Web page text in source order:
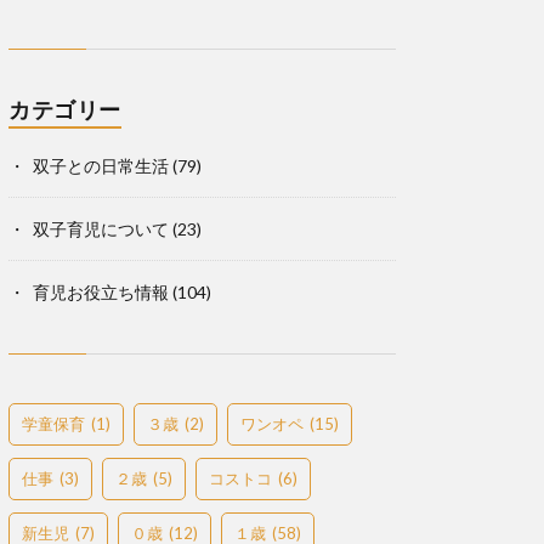
カテゴリー
双子との日常生活(79)
双子育児について (23)
育児お役立ち情報 (104)
学童保育 (1) ３歳 (2) ワンオペ (15)
仕事 (3) ２歳 (5) コストコ (6)
新生児 (7) ０歳 (12) １歳 (58)